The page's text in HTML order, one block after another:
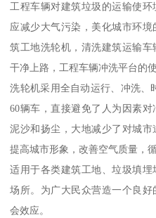
工程车辆对建筑垃圾的运输使
应减少大气污染，美化城市环
筑工地洗轮机，清洗建筑运输
干净上路，工程车辆冲洗平台的
洗轮机采用全自动运行、冲洗、
60辆车，直接避免了人为因素
泥沙和扬尘，大地减少了对城市
提高城市形象，改善空气质量，
适用于各类建筑工地、垃圾填
场所。为广大民众营造一个良
会效应。